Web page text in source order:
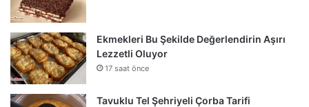
Ekmekleri Bu Şekilde Değerlendirin Aşırı
Lezzetli Oluyor
17 saat önce
Tavuklu Tel Şehriyeli Çorba Tarifi